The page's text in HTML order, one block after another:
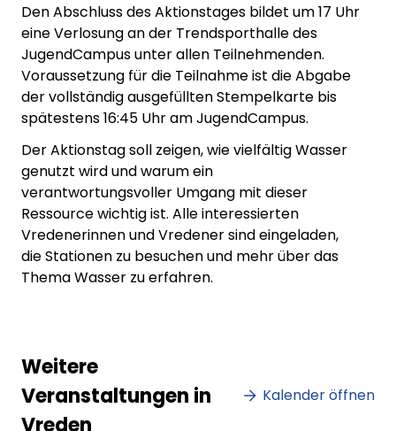
Den Abschluss des Aktionstages bildet um 17 Uhr
eine Verlosung an der Trendsporthalle des
JugendCampus unter allen Teilnehmenden.
Voraussetzung für die Teilnahme ist die Abgabe
der vollständig ausgefüllten Stempelkarte bis
spätestens 16:45 Uhr am JugendCampus.
Der Aktionstag soll zeigen, wie vielfältig Wasser
genutzt wird und warum ein
verantwortungsvoller Umgang mit dieser
Ressource wichtig ist. Alle interessierten
Vredenerinnen und Vredener sind eingeladen,
die Stationen zu besuchen und mehr über das
Thema Wasser zu erfahren.
Weitere
Veranstaltungen in
Vreden
Kalender öffnen